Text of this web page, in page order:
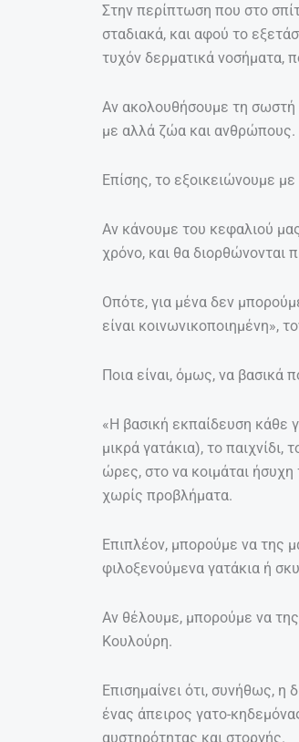
Στην περίπτωση που στο
σταδιακά, και αφού το
τυχόν δερματικά νοσήματα,
Αν ακολουθήσουμε τη σωστή
με αλλά ζώα και ανθρώπους.
Επίσης, το εξοικειώνουμε
Αν κάνουμε του κεφαλιού
χρόνο, και θα διορθώνονται
Οπότε, για μένα δεν
είναι κοινωνικοποιημένη»,
Ποια είναι, όμως, να βασικά
«Η βασική εκπαίδευση
μικρά γατάκια), το
ώρες, στο να κοιμάται
χωρίς προβλήματα.
Επιπλέον, μπορούμε να της
φιλοξενούμενα γατάκια ή
Αν θέλουμε, μπορούμε να
Κουλούρη.
Επισημαίνει ότι, συνήθως, η
ένας άπειρος γατο-
αυστηρότητας και στοργής.